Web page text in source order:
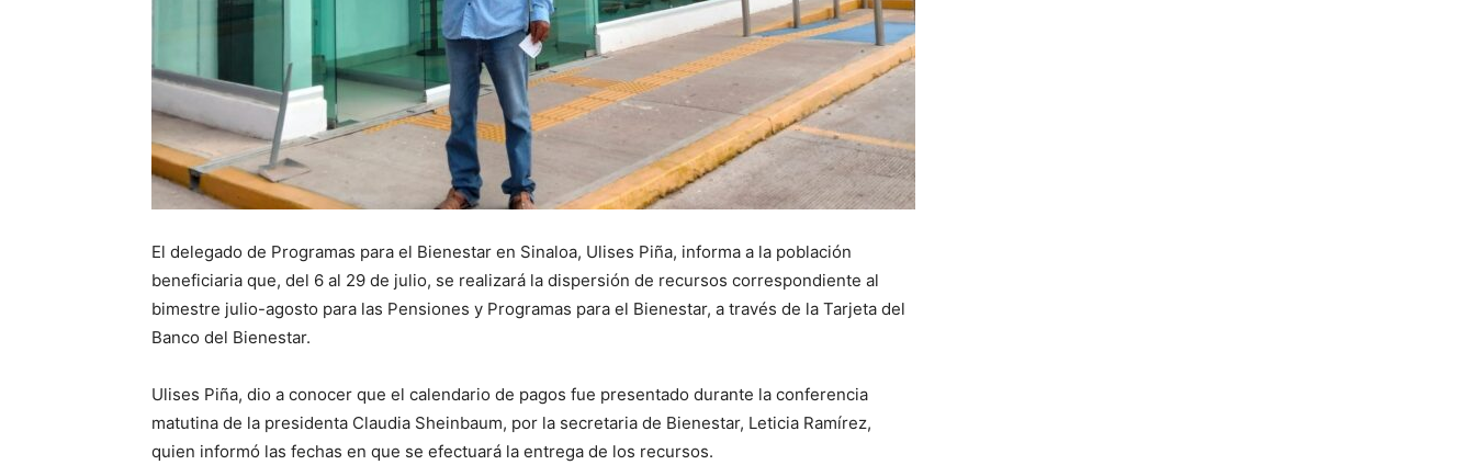
El delegado de Programas para el Bienestar en Sinaloa, Ulises Piña, informa a la población
beneficiaria que, del 6 al 29 de julio, se realizará la dispersión de recursos correspondiente al
bimestre julio-agosto para las Pensiones y Programas para el Bienestar, a través de la Tarjeta del
Banco del Bienestar.
Ulises Piña, dio a conocer que el calendario de pagos fue presentado durante la conferencia
matutina de la presidenta Claudia Sheinbaum, por la secretaria de Bienestar, Leticia Ramírez,
quien informó las fechas en que se efectuará la entrega de los recursos.